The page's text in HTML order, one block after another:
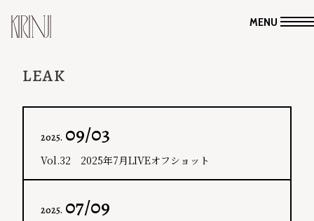
MENU
LEAK
2025. 09/03
Vol.32 2025年7月LIVEオフショット
2025. 07/09